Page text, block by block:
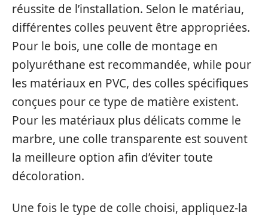
réussite de l’installation. Selon le matériau,
différentes colles peuvent être appropriées.
Pour le bois, une colle de montage en
polyuréthane est recommandée, while pour
les matériaux en PVC, des colles spécifiques
conçues pour ce type de matière existent.
Pour les matériaux plus délicats comme le
marbre, une colle transparente est souvent
la meilleure option afin d’éviter toute
décoloration.
Une fois le type de colle choisi, appliquez-la